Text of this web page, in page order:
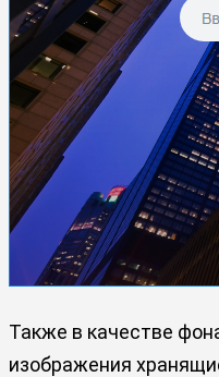
Также в качестве
изображения